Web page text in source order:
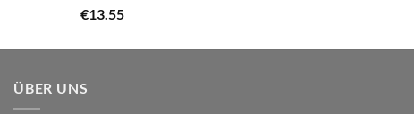
€13.55
ÜBER UNS